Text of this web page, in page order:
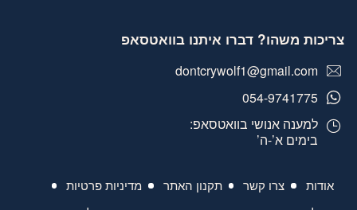
אודות צרו קשר תקנון האתר
מדיניות פרטיות
צריכות משהו? דברו איתנו בוואטסאפ
dontcrywolf1@gmail.com
054-9741775
למענה אנושי בוואטסאפ:
בימים א’-ה’